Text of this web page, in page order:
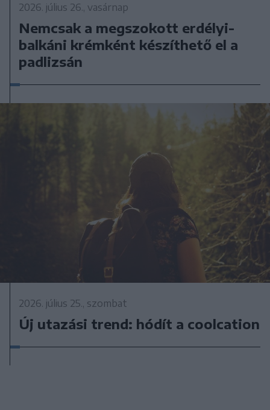
2026. július 26., vasárnap
Nemcsak a megszokott erdélyi-
balkáni krémként készíthető el a
padlizsán
2026. július 25., szombat
Új utazási trend: hódít a coolcation